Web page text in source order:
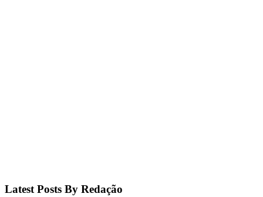
Latest Posts By Redação